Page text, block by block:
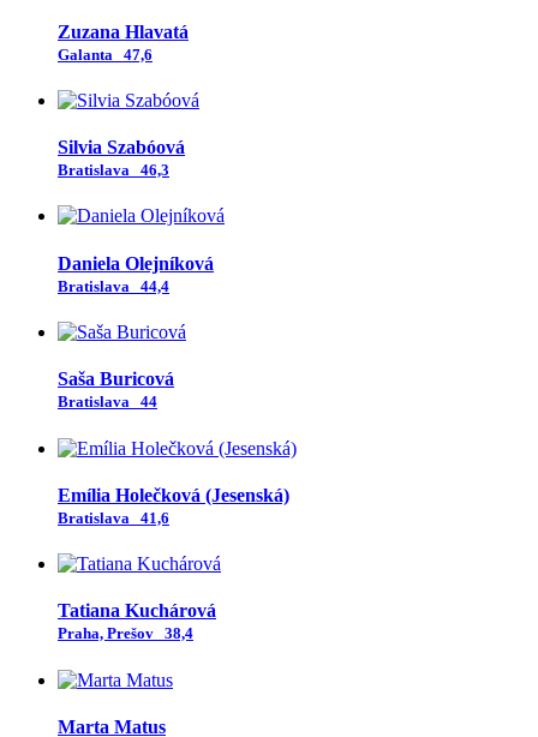
Zuzana Hlavatá
Galanta 47,6
Silvia Szabóová
Bratislava 46,3
Daniela Olejníková
Bratislava 44,4
Saša Buricová
Bratislava 44
Emília Holečková (Jesenská)
Bratislava 41,6
Tatiana Kuchárová
Praha, Prešov 38,4
Marta Matus